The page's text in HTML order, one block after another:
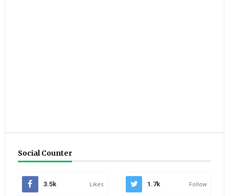
Social Counter
3.5k Likes 1.7k Follow